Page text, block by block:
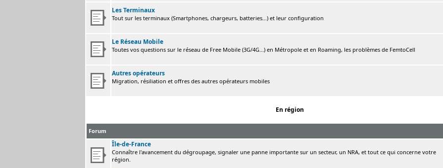
Les Terminaux
Tout sur les terminaux (Smartphones, chargeurs, batteries...) et leur configuration
Le Réseau Mobile
Toutes vos questions sur le réseau de Free Mobile (3G/4G...) en Métropole et en Roaming, les problèmes de FemtoCell
Autres opérateurs
Migration, résiliation et offres des autres opérateurs mobiles
En région
Forum
Île-de-France
Connaître l'avancement du dégroupage, signaler une panne importante sur un secteur, un NRA, et tout ce qui concerne votre
région.